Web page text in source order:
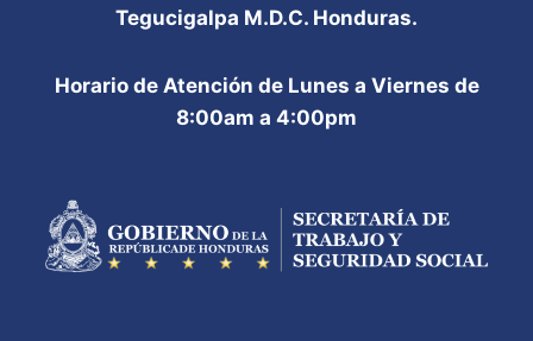
Tegucigalpa M.D.C. Honduras.
Horario de Atención de Lunes a Viernes de
8:00am a 4:00pm